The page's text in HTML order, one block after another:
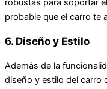
robustas para soportar
probable que el carro te
6. Diseño y Estilo
Además de la
diseño y estilo del carro